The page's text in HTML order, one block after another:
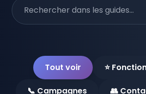
Telephony Gateways
Services
Tout voir ⭐
📞 Campagnes 👥